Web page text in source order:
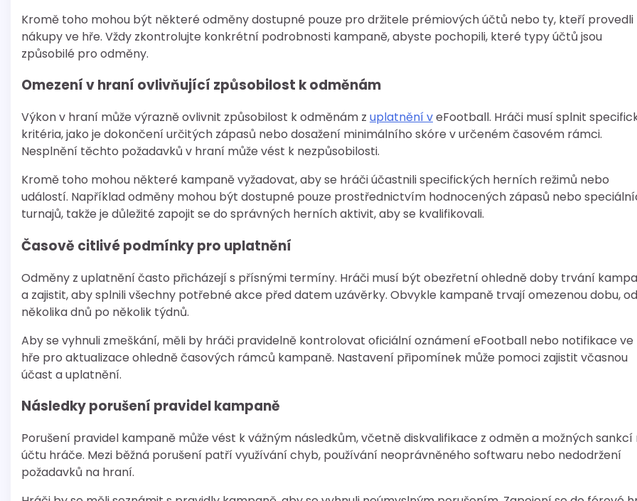
Kromě toho mohou být některé odměny dostupné pouze pro držitele prémiových účtů nebo ty, kteří provedli
nákupy ve hře. Vždy zkontrolujte konkrétní podrobnosti kampaně, abyste pochopili, které typy účtů jsou
způsobilé pro odměny.
Omezení v hraní ovlivňující způsobilost k odměnám
Výkon v hraní může výrazně ovlivnit způsobilost k odměnám z uplatnění veFootball. Hráči musí splnit
kritéria, jako je dokončení určitých zápasů nebo dosažení minimálního skóre v určeném časovém rámci.
Nesplnění těchto požadavků v hraní může vést k nezpůsobilosti.
Kromě toho mohou některé kampaně vyžadovat, aby se hráči účastnili specifických herních režimů nebo
událostí. Například odměny mohou být dostupné pouze prostřednictvím hodnocených zápasů nebo
turnajů, takže je důležité zapojit se do správných herních aktivit, aby se kvalifikovali.
Časově citlivé podmínky pro uplatnění
Odměny z uplatnění často přicházejí s přísnými termíny. Hráči musí být obezřetní ohledně doby trvání
a zajistit, aby splnili všechny potřebné akce před datem uzávěrky. Obvykle kampaně trvají omezenou dobu, od
několika dnů po několik týdnů.
Aby se vyhnuli zmeškání, měli by hráči pravidelně kontrolovat oficiální oznámení eFootball nebo notifikace ve
hře pro aktualizace ohledně časových rámců kampaně. Nastavení připomínek může pomoci zajistit včasnou
účast a uplatnění.
Následky porušení pravidel kampaně
Porušení pravidel kampaně může vést k vážným následkům, včetně diskvalifikace z odměn a možných sankcí
účtu hráče. Mezi běžná porušení patří využívání chyb, používání neoprávněného softwaru nebo nedodržení
požadavků na hraní.